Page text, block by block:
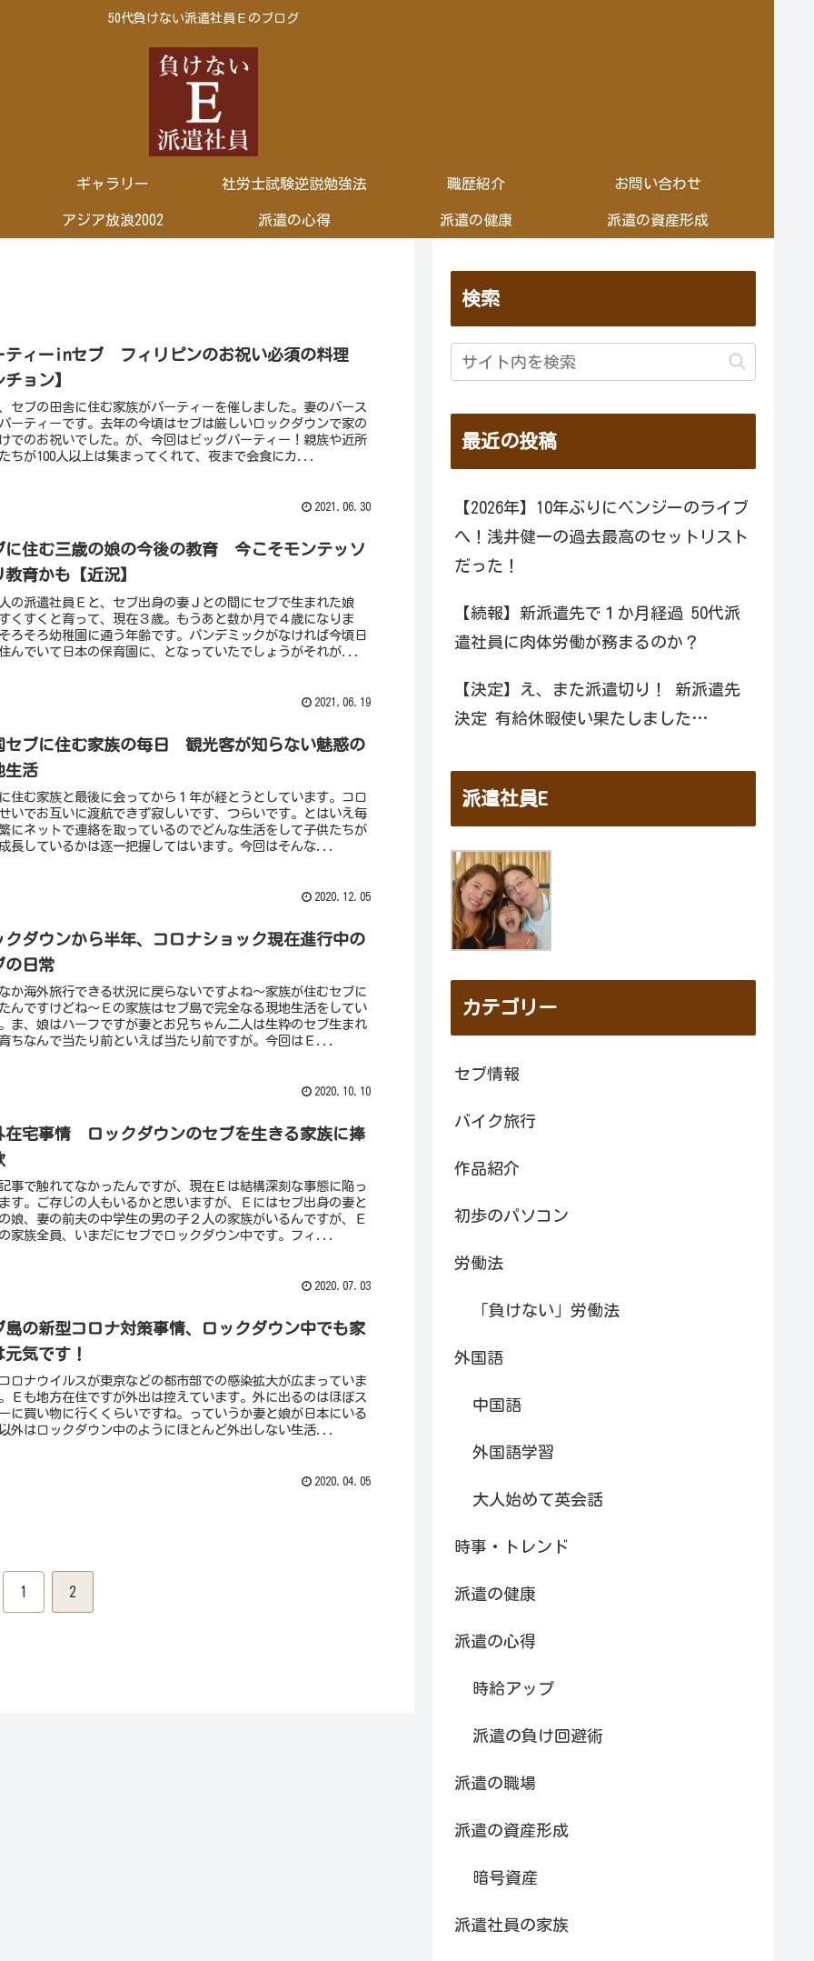
50代負けない派遣社員Ｅのブログ
ギャラリー 社労士試験逆説勉強法 職歴紹介 お問い合わせ
アジア放浪2002 派遣の心得 派遣の健康 派遣の資産形成
ティーinセブ フィリピンのお祝い必須の料理
チョン】
セブの田舎に住む家族がパーティーを催しました。妻のバース
ーティーです。去年の今頃はセブは厳しいロックダウンで家の
でのお祝いでした。が、今回はビッグパーティー！親族や近所
ちが100人以上は集まってくれて、夜まで会食にカ...
2021.06.30
に住む三歳の娘の今後の教育 今こそモンテッソ
教育かも【近況】
の派遣社員Ｅと、セブ出身の妻Ｊとの間にセブで生まれた娘
くすくと育って、現在３歳。もうあと数か月で４歳になりま
ろそろ幼稚園に通う年齢です。パンデミックがなければ今頃日
んでいて日本の保育園に、となっていたでしょうがそれが...
2021.06.19
セブに住む家族の毎日 観光客が知らない魅惑の
生活
住む家族と最後に会ってから１年が経とうとしています。コロ
いでお互いに渡航できず寂しいです、つらいです。とはいえ毎
にネットで連絡を取っているのでどんな生活をして子供たちが
長しているかは逐一把握してはいます。今回はそんな...
2020.12.05
クダウンから半年、コロナショック現在進行中の
の日常
か海外旅行できる状況に戻らないですよね～家族が住むセブに
んですけどね～Ｅの家族はセブ島で完全なる現地生活をしてい
ま、娘はハーフですが妻とお兄ちゃん二人は生粋のセブ生まれ
ちなんで当たり前といえば当たり前ですが。今回はＥ...
2020.10.10
在宅事情 ロックダウンのセブを生きる家族に捧
事で触れてなかったんですが、現在Ｅは結構深刻な事態に陥っ
す。ご存じの人もいるかと思いますが、Ｅにはセブ出身の妻と
娘、妻の前夫の中学生の男の子２人の家族がいるんですが、Ｅ
家族全員、いまだにセブでロックダウン中です。フィ...
2020.07.03
島の新型コロナ対策事情、ロックダウン中でも家
元気です！
ロナウイルスが東京などの都市部での感染拡大が広まっていま
Ｅも地方在住ですが外出は控えています。外に出るのはほぼス
に買い物に行くくらいですね。っていうか妻と娘が日本にいる
外はロックダウン中のようにほとんど外出しない生活...
2020.04.05
1 2
検索
最近の投稿
【2026年】10年ぶりにベンジーのライブ
へ！浅井健一の過去最高のセットリスト
だった！
【続報】新派遣先で１か月経過 50代派
遣社員に肉体労働が務まるのか？
【決定】え、また派遣切り！ 新派遣先
決定 有給休暇使い果たしました…
派遣社員E
カテゴリー
セブ情報
バイク旅行
作品紹介
初歩のパソコン
労働法
「負けない」労働法
外国語
中国語
外国語学習
大人始めて英会話
時事・トレンド
派遣の健康
派遣の心得
時給アップ
派遣の負け回避術
派遣の職場
派遣の資産形成
暗号資産
派遣社員の家族